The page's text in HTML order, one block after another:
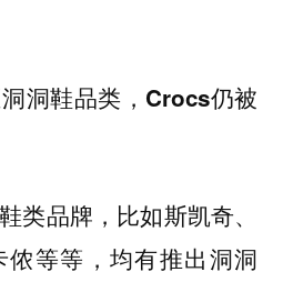
洞鞋品类，Crocs仍被
类品牌，比如斯凯奇、
等等，均有推出洞洞